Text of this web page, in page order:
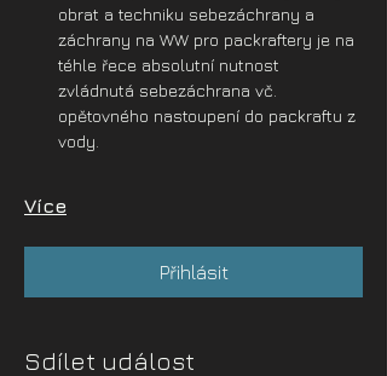
obrat a techniku sebezáchrany a
záchrany na WW pro packraftery je na
téhle řece absolutní nutnost
zvládnutá sebezáchrana vč.
opětovného nastoupení do packraftu z
vody.
Více
Přihlásit
Sdílet událost